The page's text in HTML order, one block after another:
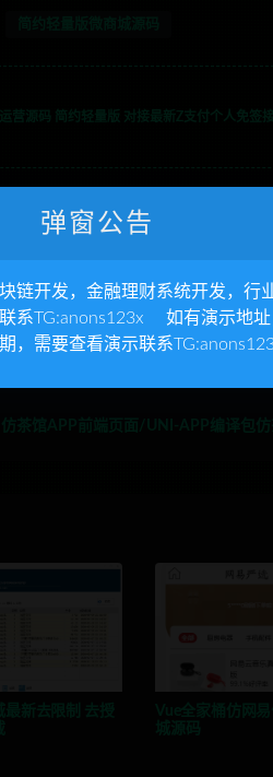
营源码 简约轻量版 对接最新Z支付个人免签
栈技术开发，定
弹窗公告
链开发，金融理财系统开发，行
系TG:anons123x 如有演示地址
，需要查看演示联系